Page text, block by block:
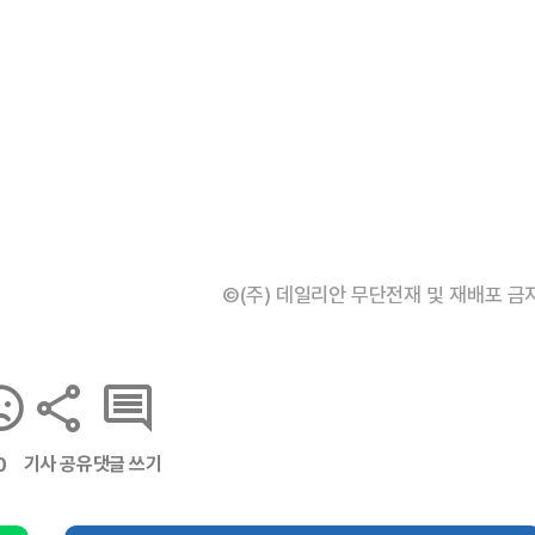
©(주) 데일리안 무단전재 및 재배포 금
기사 공유댓글 쓰기